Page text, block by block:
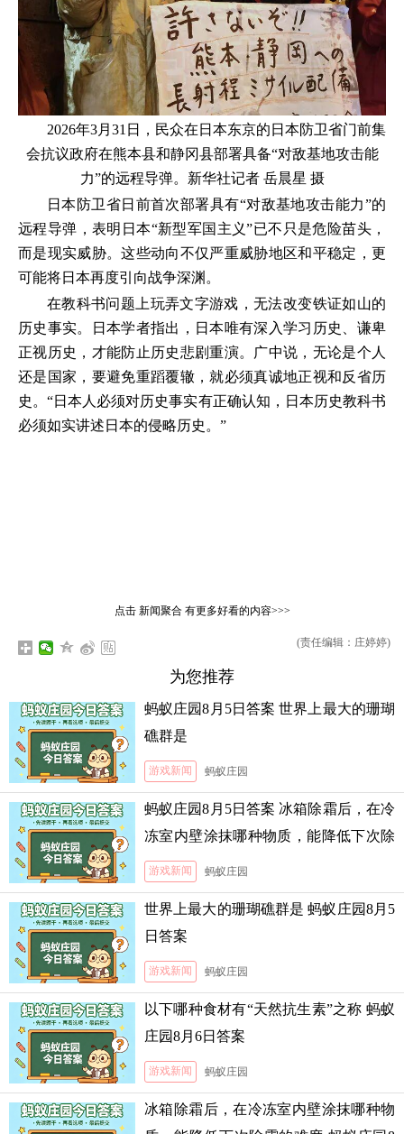
2026年3月31日，民众在日本东京的日本防卫省门前集
会抗议政府在熊本县和静冈县部署具备“对敌基地攻击能
力”的远程导弹。新华社记者 岳晨星 摄
日本防卫省日前首次部署具有“对敌基地攻击能力”的
远程导弹，表明日本“新型军国主义”已不只是危险苗头，
而是现实威胁。这些动向不仅严重威胁地区和平稳定，更
可能将日本再度引向战争深渊。
在教科书问题上玩弄文字游戏，无法改变铁证如山的
历史事实。日本学者指出，日本唯有深入学习历史、谦卑
正视历史，才能防止历史悲剧重演。广中说，无论是个人
还是国家，要避免重蹈覆辙，就必须真诚地正视和反省历
史。“日本人必须对历史事实有正确认知，日本历史教科书
必须如实讲述日本的侵略历史。”
点击 新闻聚合有更多好看的内容>>>
(责任编辑：庄婷婷)
为您推荐
蚂蚁庄园8月5日答案 世界上最大的珊瑚
礁群是
游戏新闻 蚂蚁庄园
蚂蚁庄园8月5日答案 冰箱除霜后，在冷
冻室内壁涂抹哪种物质，能降低下次除
霜的难度
游戏新闻 蚂蚁庄园
世界上最大的珊瑚礁群是 蚂蚁庄园8月5
日答案
游戏新闻 蚂蚁庄园
以下哪种食材有“天然抗生素”之称 蚂蚁
庄园8月6日答案
游戏新闻 蚂蚁庄园
冰箱除霜后，在冷冻室内壁涂抹哪种物